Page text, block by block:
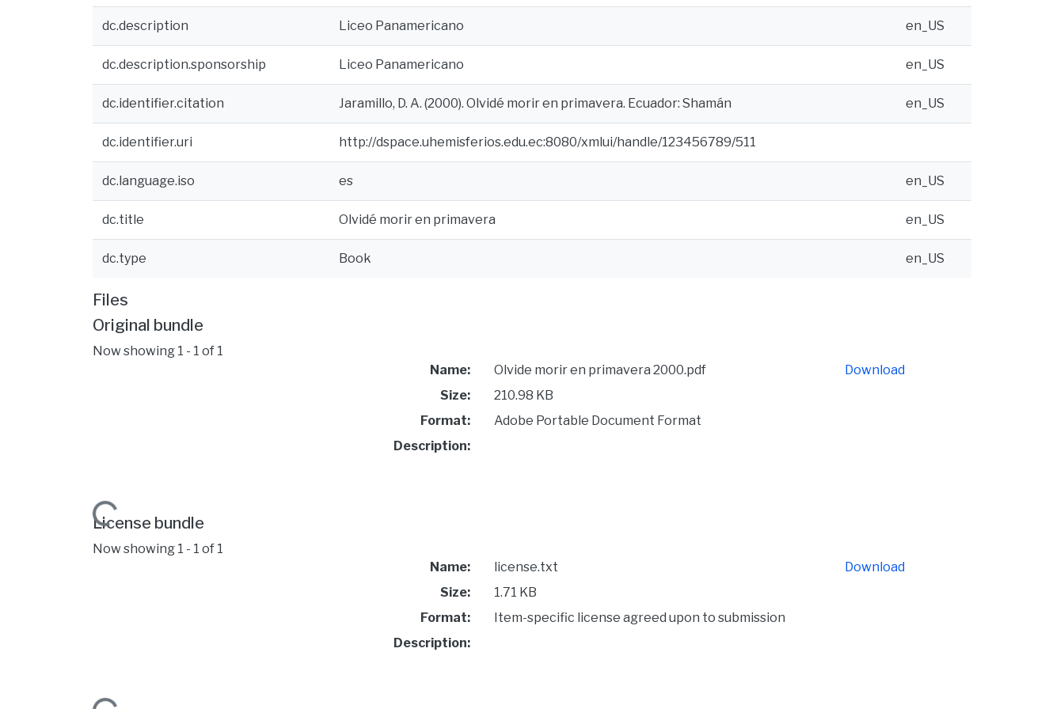
dc.description Liceo Panamericano en_US
dc.description.sponsorship Liceo Panamericano en_US
dc.identifier.citation Jaramillo, D. A. (2000). Olvidé morir en primavera. Ecuador: Shamán en_US
dc.identifier.uri http://dspace.uhemisferios.edu.ec:8080/xmlui/handle/123456789/511
dc.language.iso es en_US
dc.title Olvidé morir en primavera en_US
dc.type Book en_US
Files
Original bundle
Now showing 1 - 1 of 1
Loading...
Name:
Olvide morir en primavera 2000.pdf
Size:
210.98 KB
Format:
Adobe Portable Document Format
Description:
Download
License bundle
Now showing 1 - 1 of 1
Name:
license.txt
Size:
1.71 KB
Format:
Item-specific license agreed upon to submission
Description:
Download